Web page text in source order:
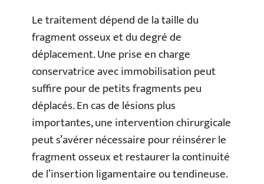
Le traitement dépend de la taille du
fragment osseux et du degré de
déplacement. Une prise en charge
conservatrice avec immobilisation peut
suffire pour de petits fragments peu
déplacés. En cas de lésions plus
importantes, une intervention chirurgicale
peut s’avérer nécessaire pour réinsérer le
fragment osseux et restaurer la continuité
de l’insertion ligamentaire ou tendineuse.